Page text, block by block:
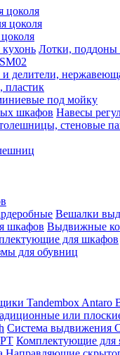
цоколя
цоколя
Лотки, поддоны
делители,
пластик
под мойку
Навесы
стеновые
Вешалки
Выдвижные
для шкафов
для обувниц
Tandembox Antaro
Система выдвижения
Комплектующие